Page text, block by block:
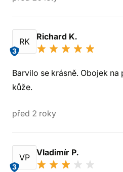
RK
3
Richard K.
Barvilo se krásně. Obojek
kůže.
před 2 roky
VP
3
Vladimír P.